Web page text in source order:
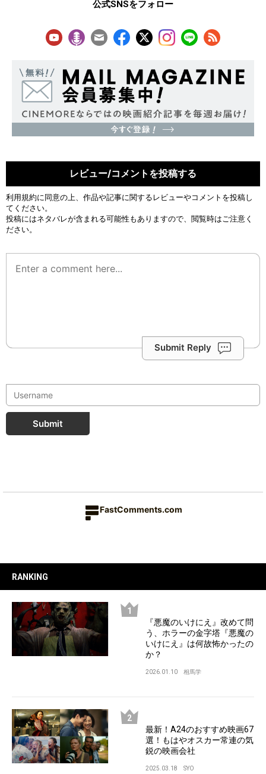
公式SNSをフォロー
レビュー/コメントを投稿する
利用規約に同意の上、作品や記事に関するレビューやコメントを投稿し
てください。
投稿にはネタバレが含まれる可能性もありますので、閲覧時はご注意く
ださい。
Submit Reply
Submit
FastComments.com
RANKING
『悪魔のいけにえ』改めて問
う、ホラーの金字塔『悪魔の
いけにえ』は何故怖かったの
か？
2026.01.10 相馬学
最新！A24のおすすめ映画67
選！もはやオスカー常連の気
鋭の映画会社
2025.03.18 SYO